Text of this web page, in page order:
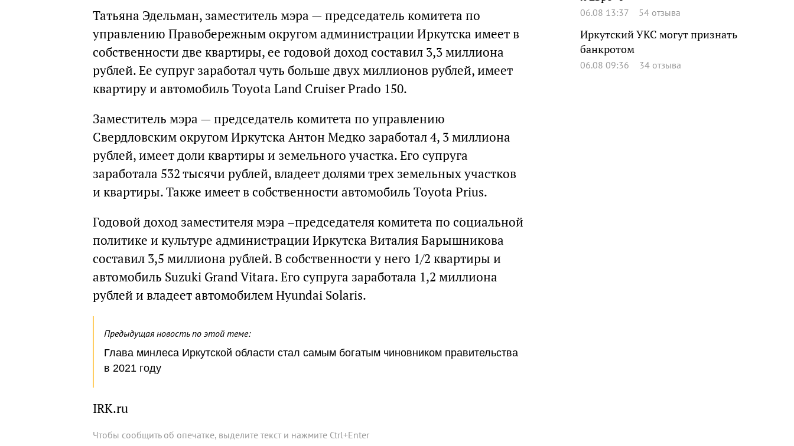
Татьяна Эдельман, заместитель мэра — председатель комитета по
управлению Правобережным округом администрации Иркутска имеет в
собственности две квартиры, ее годовой доход составил 3,3 миллиона
рублей. Ее супруг заработал чуть больше двух миллионов рублей, имеет
квартиру и автомобиль Toyota Land Cruiser Prado 150.
Заместитель мэра — председатель комитета по управлению
Свердловским округом Иркутска Антон Медко заработал 4, 3 миллиона
рублей, имеет доли квартиры и земельного участка. Его супруга
заработала 532 тысячи рублей, владеет долями трех земельных участков
и квартиры. Также имеет в собственности автомобиль Toyota Prius.
Годовой доход заместителя мэра –председателя комитета по социальной
политике и культуре администрации Иркутска Виталия Барышникова
составил 3,5 миллиона рублей. В собственности у него 1/2 квартиры и
автомобиль Suzuki Grand Vitara. Его супруга заработала 1,2 миллиона
рублей и владеет автомобилем Hyundai Solaris.
Предыдущая новость по этой теме:
Глава минлеса Иркутской области стал самым богатым чиновником правительства
в 2021 году
IRK.ru
Чтобы сообщить об опечатке, выделите текст и нажмите Ctrl+Enter
06.08 13:37 54 отзыва
Иркутский УКС могут признать
банкротом
06.08 09:36 34 отзыва